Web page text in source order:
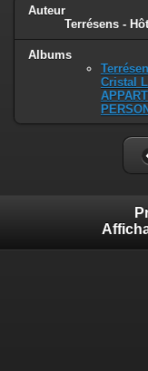
Auteur
Terrésens -
Albums
Cristal